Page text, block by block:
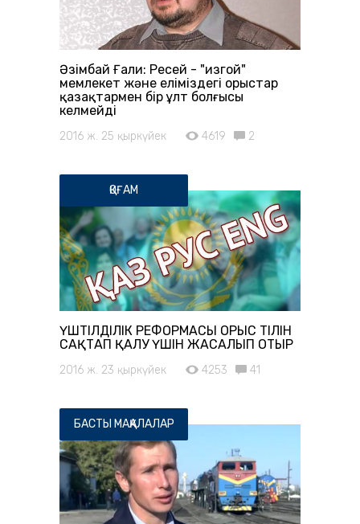
Әзімбай Ғали: Ресей - "изгой"
мемлекет және еліміздегі орыстар
қазақтармен бір ұлт болғысы
келмейді
2016 ж. 25 қыркүйек 4619 2
ҚОҒАМ
ҮШТІЛДІЛІК РЕФОРМАСЫ ОРЫС ТІЛІН
САҚТАП ҚАЛУ ҮШІН ЖАСАЛЫП ОТЫР
2016 ж. 23 қыркүйек 4253 41
БАСТЫ МАҚАЛАЛАР